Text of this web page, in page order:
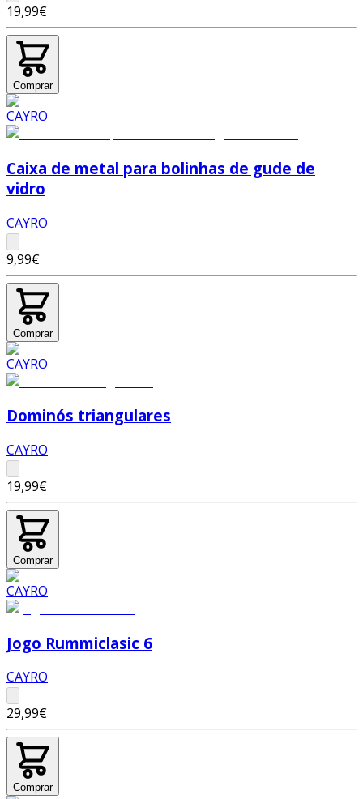
19,99€
Comprar
Caixa de metal para bolinhas de gude de
vidro
CAYRO
9,99€
Comprar
Dominós triangulares
CAYRO
19,99€
Comprar
Jogo Rummiclasic 6
CAYRO
29,99€
Comprar